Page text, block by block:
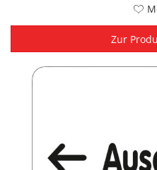
Zur